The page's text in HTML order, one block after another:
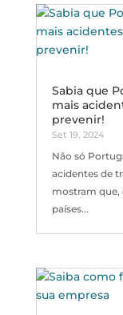
Sabia que
mais
prevenir!
Set 19, 2024
Não só
acidentes de
mostram que,
países...